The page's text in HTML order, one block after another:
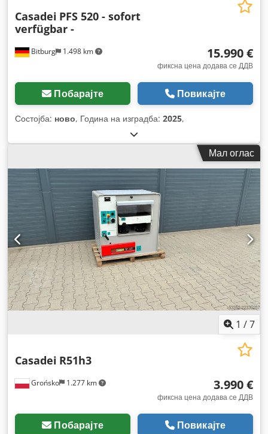
Bitburg 1.498 km
Casadei PFS 520 - sofort
verfügbar -
15.990 €
фиксна цена додава се ДДВ
Побарајте Повикајте
Состојба: ново, Година на изградба: 2025,
Мал оглас
1 /7
Grońsko 1.277 km
Casadei R51h3
3.990 €
фиксна цена додава се ДДВ
Побарајте Повикајте